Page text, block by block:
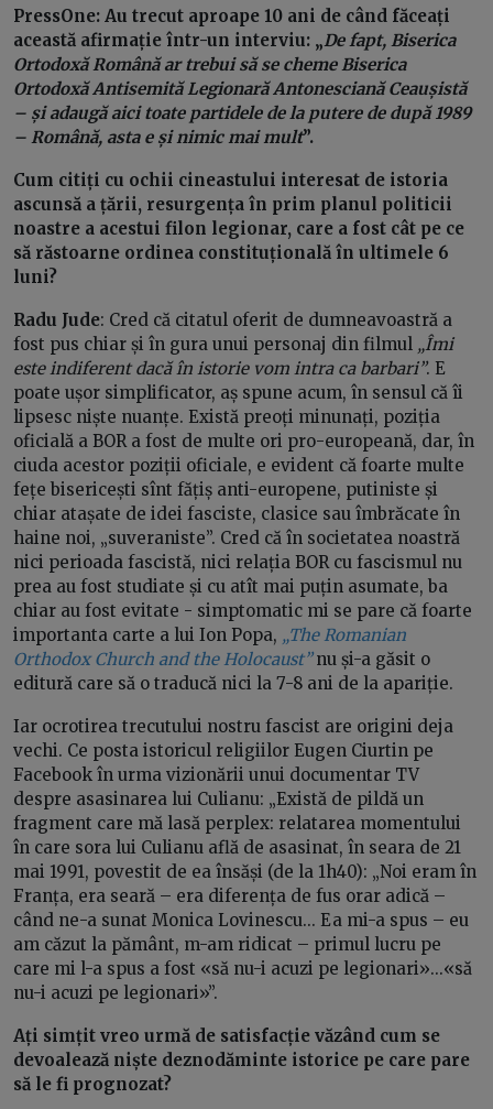
PressOne: Au trecut aproape 10 ani de când făceați
această afirmație într-un interviu: „De fapt, Biserica
Ortodoxă Română ar trebui să se cheme Biserica
Ortodoxă Antisemită Legionară Antonesciană Ceaușistă
– și adaugă aici toate partidele de la putere de după 1989
– Română, asta e și nimic mai mult”.
Cum citiți cu ochii cineastului interesat de istoria
ascunsă a țării, resurgența în prim planul politicii
noastre a acestui filon legionar, care a fost cât pe ce
să răstoarne ordinea constituțională în ultimele 6
luni?
Radu Jude: Cred că citatul oferit de dumneavoastră a
fost pus chiar și în gura unui personaj din filmul „Îmi
este indiferent dacă în istorie vom intra ca barbari”. E
poate ușor simplificator, aș spune acum, în sensul că îi
lipsesc niște nuanțe. Există preoți minunați, poziția
oficială a BOR a fost de multe ori pro-europeană, dar, în
ciuda acestor poziții oficiale, e evident că foarte multe
fețe bisericești sînt fățiș anti-europene, putiniste și
chiar atașate de idei fasciste, clasice sau îmbrăcate în
haine noi, „suveraniste”. Cred că în societatea noastră
nici perioada fascistă, nici relația BOR cu fascismul nu
prea au fost studiate și cu atît mai puțin asumate, ba
chiar au fost evitate - simptomatic mi se pare că foarte
importanta carte a lui Ion Popa, „The Romanian
Orthodox Church and the Holocaust”nu și-a găsit o
editură care să o traducă nici la 7-8 ani de la apariție.
Iar ocrotirea trecutului nostru fascist are origini deja
vechi. Ce posta istoricul religiilor Eugen Ciurtin pe
Facebook în urma vizionării unui documentar TV
despre asasinarea lui Culianu: „Există de pildă un
fragment care mă lasă perplex: relatarea momentului
în care sora lui Culianu află de asasinat, în seara de 21
mai 1991, povestit de ea însăși (de la 1h40): „Noi eram în
Franța, era seară – era diferența de fus orar adică –
când ne-a sunat Monica Lovinescu... Ea mi-a spus – eu
am căzut la pământ, m-am ridicat – primul lucru pe
care mi l-a spus a fost «să nu-i acuzi pe legionari»...«să
nu-i acuzi pe legionari»”.
Ați simțit vreo urmă de satisfacție văzând cum se
devoalează niște deznodăminte istorice pe care pare
să le fi prognozat?